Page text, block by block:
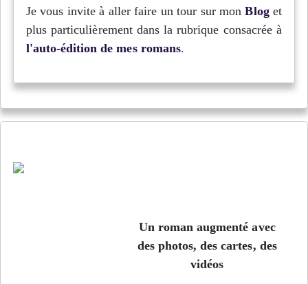
Je vous invite à aller faire un tour sur monBloget
plus particulièrement dans la rubrique consacrée à
l'auto-édition de mes romans.
Un roman augmenté avec
des photos, des cartes, des
vidéos